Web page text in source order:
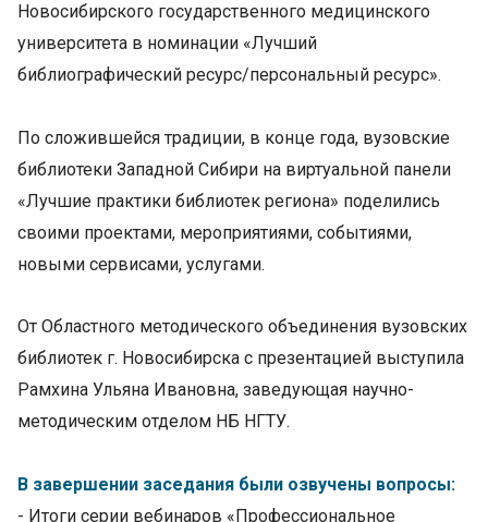
Новосибирского государственного медицинского
университета в номинации «Лучший
библиографический ресурс/персональный ресурс».
По сложившейся традиции, в конце года, вузовские
библиотеки Западной Сибири на виртуальной панели
«Лучшие практики библиотек региона» поделились
своими проектами, мероприятиями, событиями,
новыми сервисами, услугами.
От Областного методического объединения вузовских
библиотек г. Новосибирска с презентацией выступила
Рамхина Ульяна Ивановна, заведующая научно-
методическим отделом НБ НГТУ.
В завершении заседания были озвучены вопросы:
- Итоги серии вебинаров «Профессиональное